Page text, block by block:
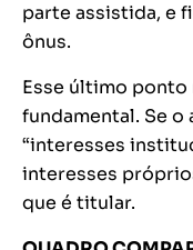
parte assistida, e
ônus.
Esse último ponto
fundamental. Se
“interesses
interesses
que é titular.